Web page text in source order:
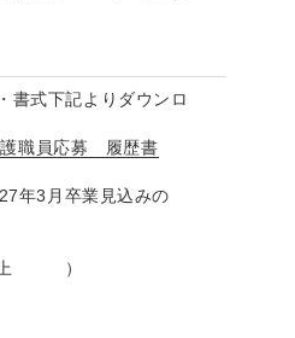
書式下記よりダウンロ
職員応募 履歴書
年3月卒業見込みの
上 ）